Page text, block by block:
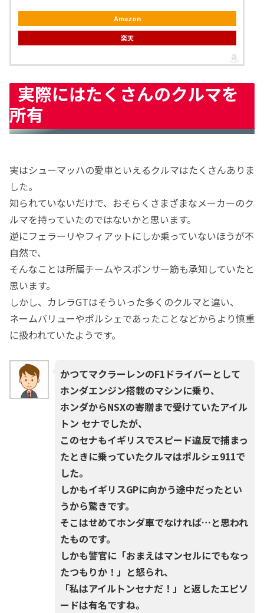
Amazon
楽天
実際にはたくさんのクルマを
所有
実はシューマッハの愛車といえるクルマはたくさんありま
した。
知られていないだけで、おそらくさまざまなメーカーのク
ルマを持っていたのではないかと思います。
逆にフェラーリやフィアットにしか乗っていないほうが不
自然で、
そんなことは所属チームやスポンサー筋も承知していたと
思います。
しかし、カレラGTはそういった多くのクルマと違い、
ネームバリューやポルシェであったことなどからより慎重
に扱われていたようです。
かつてマクラーレンのF1ドライバーとして
ホンダエンジン搭載のマシンに乗り、
ホンダからNSXの寄贈まで受けていたアイル
トン セナでしたが、
このセナもイギリスでスピード違反で捕まっ
たときに乗っていたクルマはポルシェ911で
した。
しかもイギリスGPに向かう途中だったとい
うから驚きです。
そこはせめてホンダ車でなければ…と思われ
たものです。
しかも警官に「おまえはマンセルにでもなっ
たつもりか！」と怒られ、
「私はアイルトンセナだ！」と返したエピソ
ードは有名ですね。